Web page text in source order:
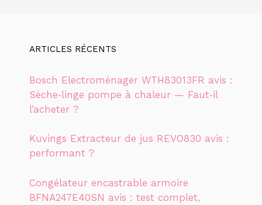
ARTICLES RÉCENTS
Bosch Electroménager WTH83013FR avis :
Sèche‑linge pompe à chaleur — Faut‑il
l’acheter ?
Kuvings Extracteur de jus REVO830 avis :
performant ?
Congélateur encastrable armoire
BFNA247E40SN avis : test complet,